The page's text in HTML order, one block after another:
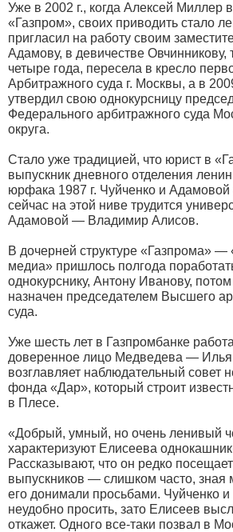
Уже в 2002 г., когда Алексей Миллер
«Газпром», своих приводить стало
пригласил на работу своим
Адамову, в девичестве Овчинникову,
четыре года, пересела в кресло
Арбитражного суда г. Москвы, а в
утвердил свою однокурсницу
Федерального арбитражного суда
округа.
Стало уже традицией, что юрист в
выпускник дневного отделения
юрфака 1987 г. Чуйченко и Адамовой
сейчас на этой ниве трудится
Адамовой — Владимир Алисов.
В дочерней структуре «Газпрома» —
медиа» пришлось полгода
однокурснику, Антону Иванову,
назначен председателем Высшего
суда.
Уже шесть лет в Газпромбанке
доверенное лицо Медведева —
возглавляет наблюдательный совет
фонда «Дар», который строит
в Плесе.
«Добрый, умный, но очень ленивый
характеризуют Елисеева
Рассказывают, что он редко
выпускников — слишком часто, зная
его донимали просьбами. Чуйченко
неудобно просить, зато Елисеев
откажет. Одного все-таки позвал в